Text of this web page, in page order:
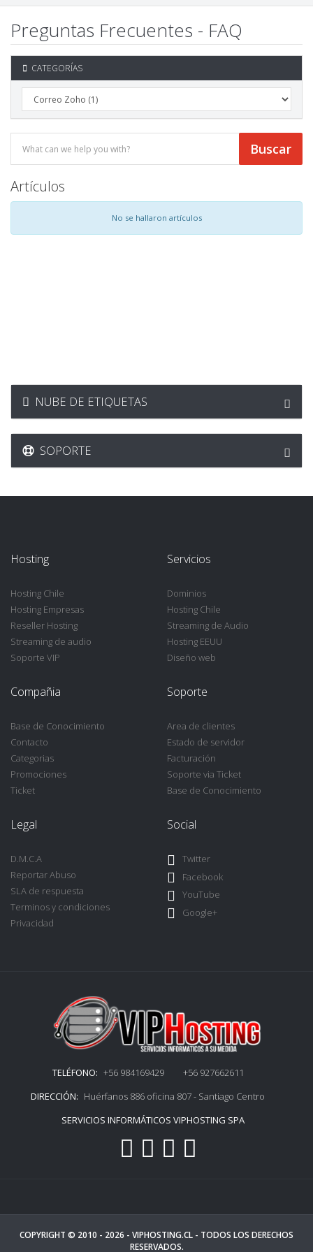
Preguntas Frecuentes - FAQ
CATEGORÍAS
Artículos
No se hallaron artículos
NUBE DE ETIQUETAS
SOPORTE
Hosting
Hosting Chile
Hosting Empresas
Reseller Hosting
Streaming de audio
Soporte VIP
Servicios
Dominios
Hosting Chile
Streaming de Audio
Hosting EEUU
Diseño web
Compañia
Base de Conocimiento
Contacto
Categorias
Promociones
Ticket
Soporte
Area de clientes
Estado de servidor
Facturación
Soporte via Ticket
Base de Conocimiento
Legal
D.M.C.A
Reportar Abuso
SLA de respuesta
Terminos y condiciones
Privacidad
Social
Twitter
Facebook
YouTube
Google+
TELÉFONO: +56 984169429 +56 927662611
DIRECCIÓN: Huérfanos 886 oficina 807 - Santiago Centro
SERVICIOS INFORMÁTICOS VIPHOSTING SPA
COPYRIGHT © 2010 - 2026 - VIPHOSTING.CL - TODOS LOS DERECHOS
RESERVADOS.